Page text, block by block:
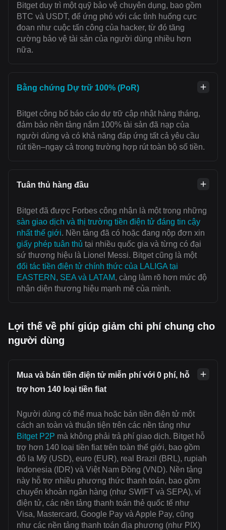
Bitget duy trì một quỹ bảo vệ chuyên dụng, bao gồm
BTC và USDT, để ứng phó với các tình huống cực
đoan như cuộc tấn công của hacker, từ đó tăng
cường bảo vệ tài sản của người dùng nhiều hơn
nữa.
Bằng chứng Dự trữ 100% (PoR)
Bitget công bố báo cáo dự trữ cập nhật hàng tháng,
đảm bảo nền tảng nắm 100% tài sản đã nạp của
người dùng và có khả năng đáp ứng tất cả yêu cầu
rút tiền–ngay cả trong trường hợp rút toàn bộ số tiền.
Tuân thủ hàng đầu
Bitget đã được Forbes công nhận là một trong những
sàn giao dịch và thị trường tiền điện tử đáng tin cậy
nhất thế giới. Nền tảng đã có hoặc đang nộp đơn xin
giấy phép tuân thủ tại nhiều quốc gia và từng có đại
sứ thương hiệu là Lionel Messi. Bitget cũng là một
đối tác tiền điện tử chính thức của LALIGA tại
EASTERN, SEA và LATAM, càng làm rõ hơn mức độ
nhận diện thương hiệu mạnh mẽ của mình.
Lợi thế về phí giúp giảm chi phí chung cho
người dùng
Mua và bán tiền điện tử miễn phí với 0 phí, hỗ
trợ hơn 140 loại tiền fiat
Người dùng có thể mua hoặc bán tiền điện tử một
cách an toàn và thuận tiện trên các nền tảng như
Bitget P2P mà không phải trả phí giao dịch. Bitget hỗ
trợ hơn 140 loại tiền fiat trên toàn thế giới, bao gồm
đô la Mỹ (USD), euro (EUR), real Brazil (BRL), rupiah
Indonesia (IDR) và Việt Nam Đồng (VND). Nền tảng
này hỗ trợ nhiều phương thức thanh toán, bao gồm
chuyển khoản ngân hàng (như SWIFT và SEPA), ví
điện tử, các nền tảng thanh toán thẻ quốc tế như
Visa, Mastercard, Google Pay và Apple Pay, cũng
như các nền tảng thanh toán địa phương (như PIX)